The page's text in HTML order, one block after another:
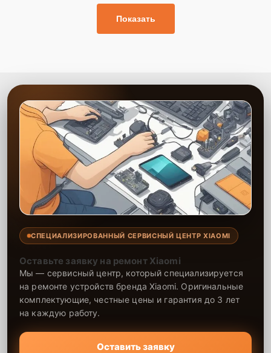
Показать
СПЕЦИАЛИЗИРОВАННЫЙ СЕРВИСНЫЙ ЦЕНТР XIAOMI
Оставьте заявку на ремонт Xiaomi
Мы — сервисный центр, который специализируется
на ремонте устройств бренда Xiaomi. Оригинальные
комплектующие, честные цены и гарантия до 3 лет
на каждую работу.
Оставить заявку